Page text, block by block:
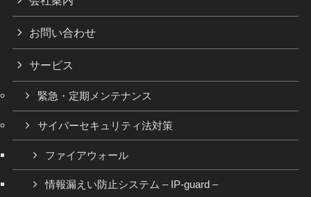
お問い合わせ
サービス
緊急・定期メンテナンス
サイバーセキュリティ法対策
ファイアウォール
情報漏えい防止システム – IP-guard –